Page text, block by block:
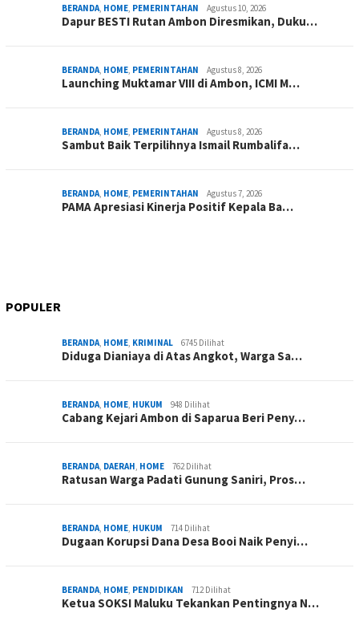
BERANDA, HOME, PEMERINTAHAN Agustus 10, 2026
Dapur BESTI Rutan Ambon Diresmikan, Duku…
BERANDA, HOME, PEMERINTAHAN Agustus 8, 2026
Launching Muktamar VIII di Ambon, ICMI M…
BERANDA, HOME, PEMERINTAHAN Agustus 8, 2026
Sambut Baik Terpilihnya Ismail Rumbalifa…
BERANDA, HOME, PEMERINTAHAN Agustus 7, 2026
PAMA Apresiasi Kinerja Positif Kepala Ba…
POPULER
BERANDA, HOME, KRIMINAL 6745 Dilihat
Diduga Dianiaya di Atas Angkot, Warga Sa…
BERANDA, HOME, HUKUM 948 Dilihat
Cabang Kejari Ambon di Saparua Beri Peny…
BERANDA, DAERAH, HOME 762 Dilihat
Ratusan Warga Padati Gunung Saniri, Pros…
BERANDA, HOME, HUKUM 714 Dilihat
Dugaan Korupsi Dana Desa Booi Naik Penyi…
BERANDA, HOME, PENDIDIKAN 712 Dilihat
Ketua SOKSI Maluku Tekankan Pentingnya N…